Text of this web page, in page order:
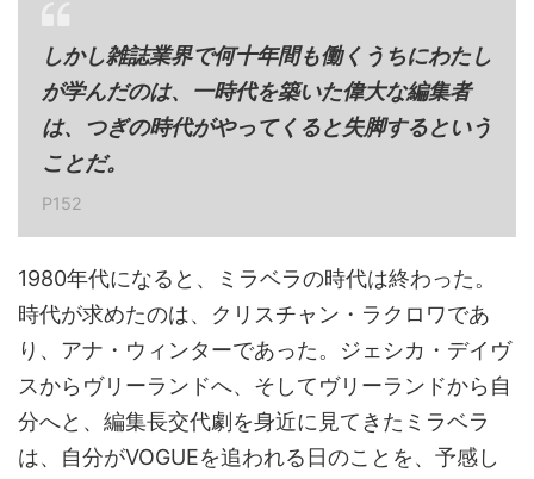
しかし雑誌業界で何十年間も働くうちにわたし
が学んだのは、一時代を築いた偉大な編集者
は、つぎの時代がやってくると失脚するという
ことだ。
P152
1980年代になると、ミラベラの時代は終わった。
時代が求めたのは、クリスチャン・ラクロワであ
り、アナ・ウィンターであった。ジェシカ・デイヴ
スからヴリーランドへ、そしてヴリーランドから自
分へと、編集長交代劇を身近に見てきたミラベラ
は、自分がVOGUEを追われる日のことを、予感し